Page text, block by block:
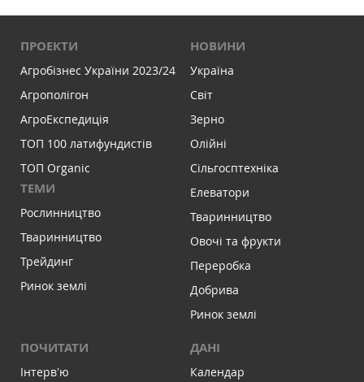
ПРОЕКТИ
Агробізнес України 2023/24
Агрополігон
АгроЕкспедиція
ТОП 100 латифундистів
ТОП Organic
ТЕМИ
Рослинництво
Тваринництво
Трейдинг
Ринок землі
НОВИНИ
Україна
Світ
Зерно
Олійні
Сільгосптехніка
Елеватори
Тваринництво
Овочі та фрукти
Переробка
Добрива
Ринок землі
ПОЧИТАТИ
Інтервʼю
ДАНІ
Календар